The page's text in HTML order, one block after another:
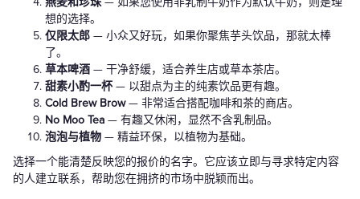
想的选择。
仅限太郎 — 小众又好玩，如果你聚焦芋头饮品，那就太棒
了。
草本啤酒 — 干净舒缓，适合养生店或草本茶店。
甜素小酌一杯— 以甜点为主的纯素饮品更有趣。
Cold Brew Brow— 非常适合搭配咖啡和茶的商店。
No Moo Tea — 有趣又休闲，显然不含乳制品。
泡泡与植物 — 精益环保，以植物为基础。
选择一个能清楚反映您的报价的名字。它应该立即与寻求特定内容
的人建立联系，帮助您在拥挤的市场中脱颖而出。